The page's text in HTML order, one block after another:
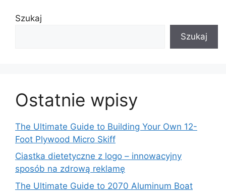
Szukaj
Szukaj
Ostatnie wpisy
The Ultimate Guide to Building Your Own 12-
Foot Plywood Micro Skiff
Ciastka dietetyczne z logo – innowacyjny
sposób na zdrową reklamę
The Ultimate Guide to 2070 Aluminum Boat